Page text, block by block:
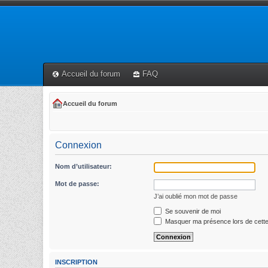
Accueil du forum FAQ
Accueil du forum
Connexion
Nom d’utilisateur:
Mot de passe:
J’ai oublié mon mot de passe
Se souvenir de moi
Masquer ma présence lors de
INSCRIPTION